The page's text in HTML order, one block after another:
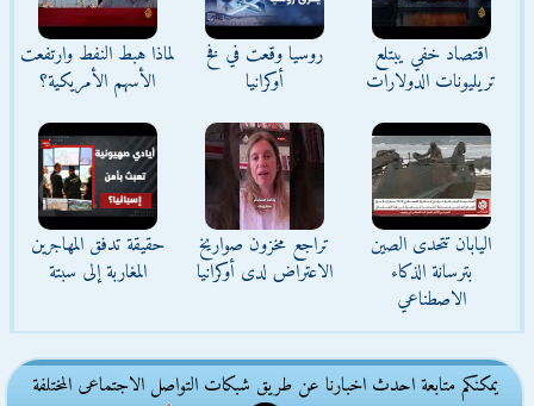
اقتصاد خفي يبتلع
تريليونات الدولارات
روسيا وقعت في فخ
أوكرانيا
لماذا هبط النفط وارتفعت
الأسهم الأمريكية؟
اليابان تتحدى الصين
بترسانة الذكاء
الاصطناعي
تراجع مخزون صواريخ
الاعتراض لدى أوكرانيا
حقيقة تدفق المهاجرين
المغاربة إلى سبتة
يمكنكم متابعة احدث اخبارنا عن طريق شبكات التواصل الاجتماعى المختلفة